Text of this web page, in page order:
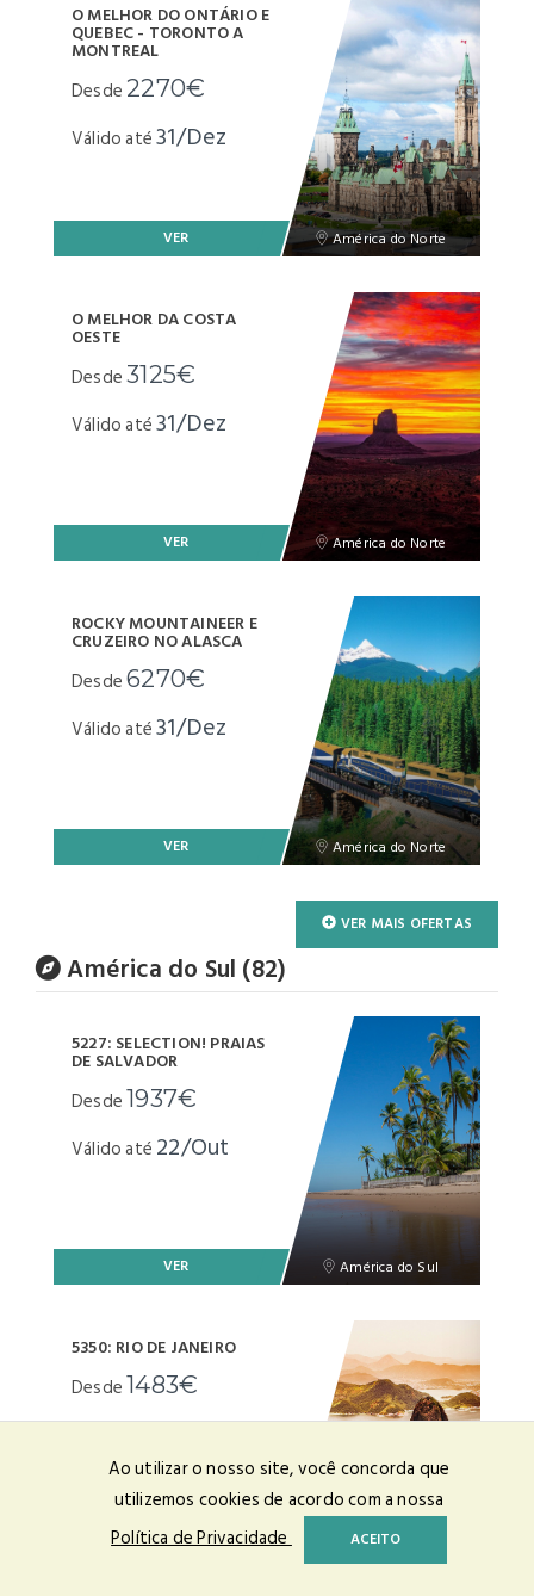
América do Norte
O MELHOR DO ONTÁRIO E
QUEBEC - TORONTO A
MONTREAL
Desde 2270€
Válido até31/Dez
VER
América do Norte
O MELHOR DA COSTA
OESTE
Desde3125€
Válido até31/Dez
VER
América do Norte
ROCKY MOUNTAINEER E
CRUZEIRO NO ALASCA
Desde6270€
Válido até31/Dez
VER
VER MAIS OFERTAS
América do Sul (82)
América do Sul
5227: SELECTION! PRAIAS
DE SALVADOR
Desde1937€
Válido até 22/Out
VER
América do Sul
5350: RIO DE JANEIRO
Desde1483€
23/Out
Ao utilizar o nosso site, você concorda que
utilizemos cookies de acordo com a nossa
Política de Privacidade
ACEITO